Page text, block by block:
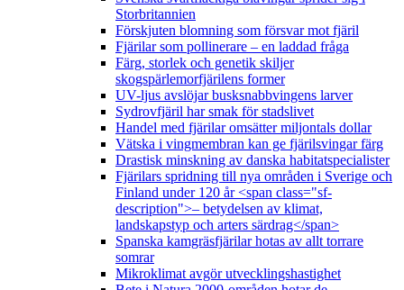
Storbritannien
Förskjuten blomning som försvar mot fjäril
Fjärilar som pollinerare – en laddad fråga
Färg, storlek och genetik skiljer
skogspärlemorfjärilens former
UV-ljus avslöjar busksnabbvingens larver
Sydrovfjäril har smak för stadslivet
Handel med fjärilar omsätter miljontals dollar
Vätska i vingmembran kan ge fjärilsvingar färg
Drastisk minskning av danska habitatspecialister
Fjärilars spridning till nya områden i Sverige och
Finland under 120 år <span class="sf-
description">– betydelsen av klimat,
landskapstyp och arters särdrag</span>
Spanska kamgräsfjärilar hotas av allt torrare
somrar
Mikroklimat avgör utvecklingshastighet